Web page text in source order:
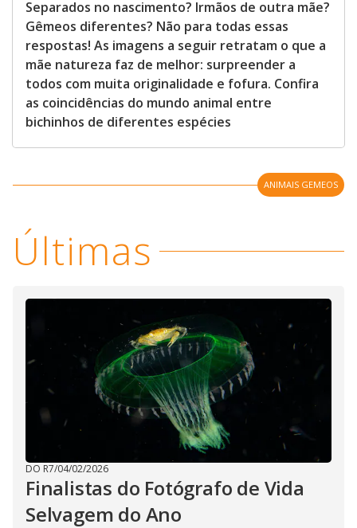
Separados no nascimento? Irmãos de outra mãe?
Gêmeos diferentes? Não para todas essas
respostas! As imagens a seguir retratam o que a
mãe natureza faz de melhor: surpreender a
todos com muita originalidade e fofura. Confira
as coincidências do mundo animal entre
bichinhos de diferentes espécies
ANIMAIS GEMEOS
Últimas
DO R7/04/02/2026
Finalistas do Fotógrafo de Vida
Selvagem do Ano